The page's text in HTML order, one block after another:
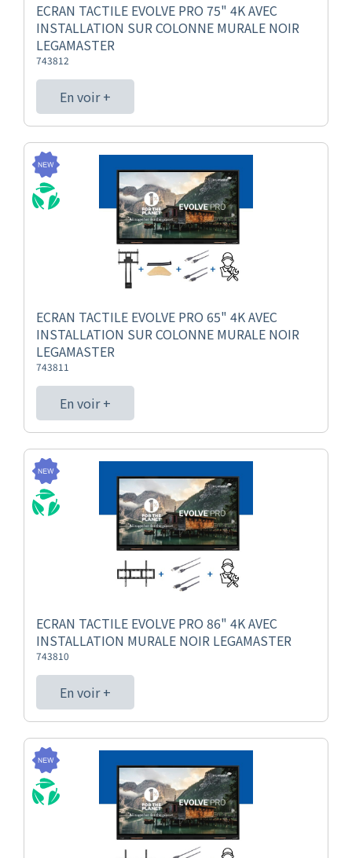
ECRAN TACTILE EVOLVE PRO 75" 4K AVEC
INSTALLATION SUR COLONNE MURALE NOIR
LEGAMASTER
743812
En voir +
ECRAN TACTILE EVOLVE PRO 65" 4K AVEC
INSTALLATION SUR COLONNE MURALE NOIR
LEGAMASTER
743811
En voir +
ECRAN TACTILE EVOLVE PRO 86" 4K AVEC
INSTALLATION MURALE NOIR LEGAMASTER
743810
En voir +